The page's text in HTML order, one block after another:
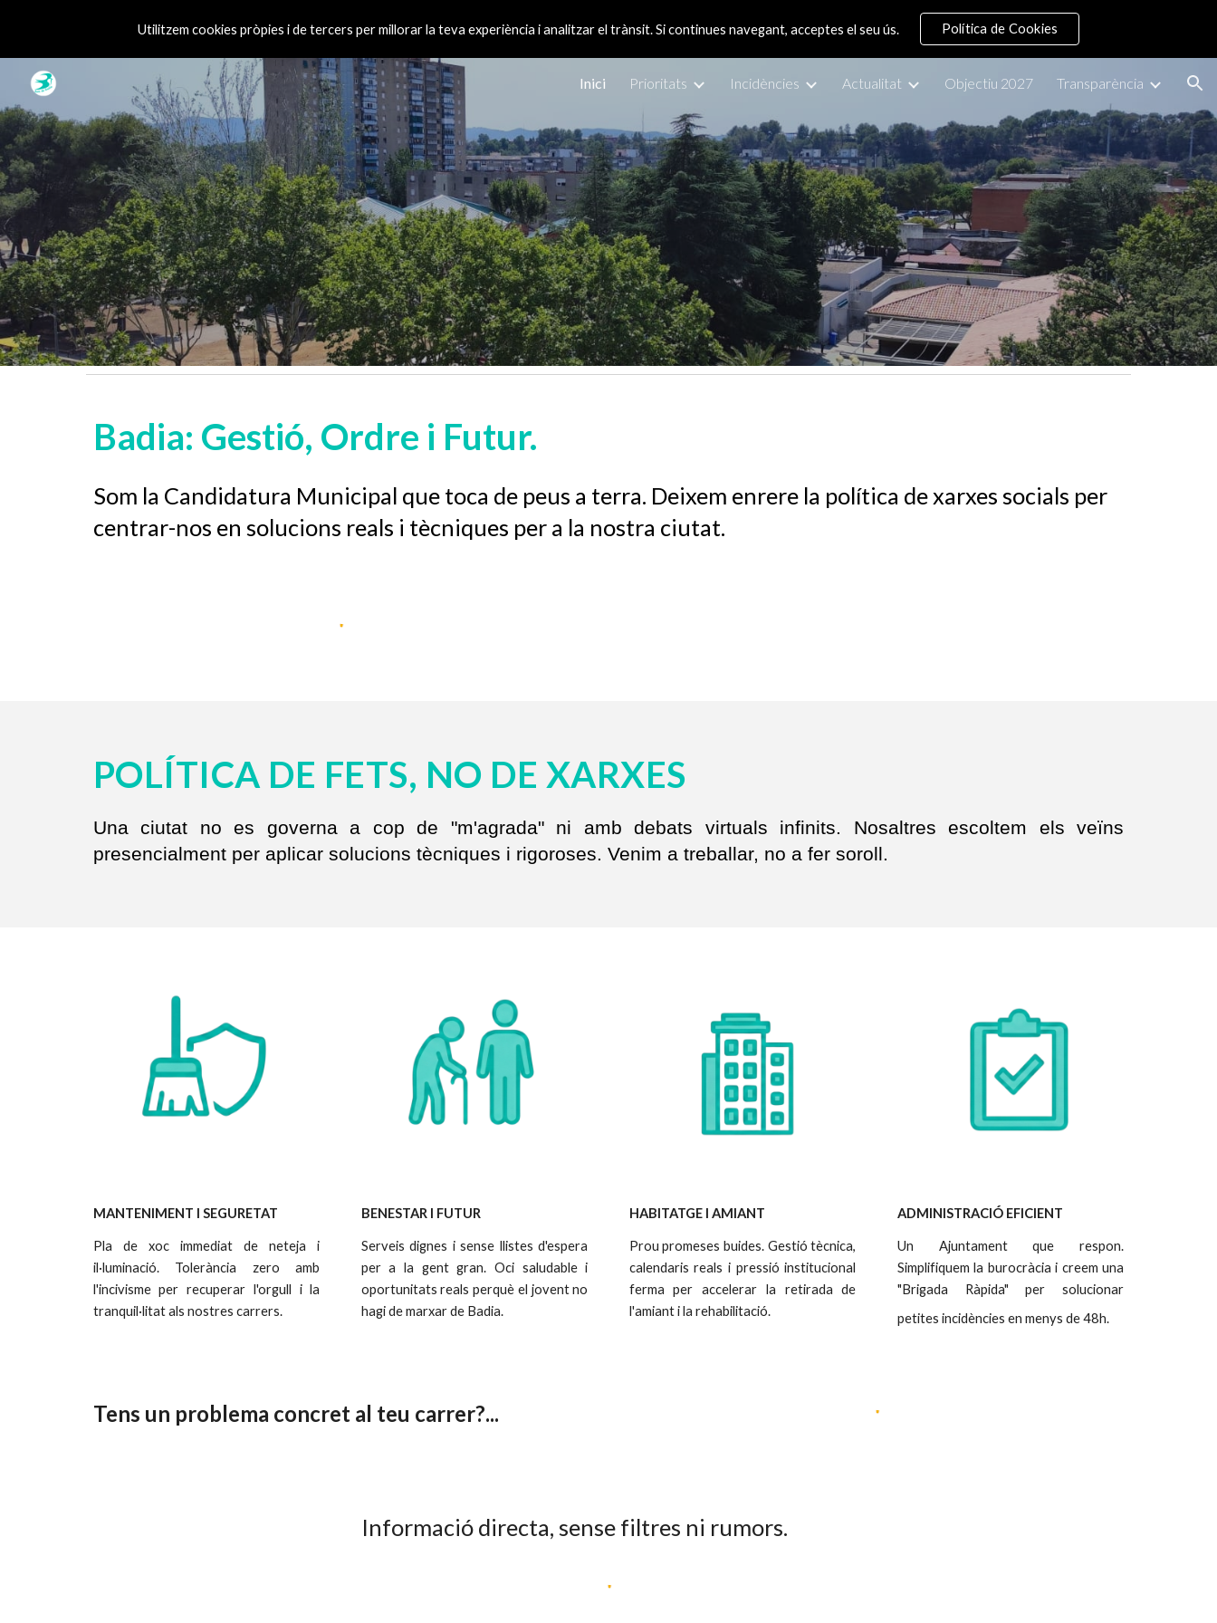
Skip to main content Skip to navigation
Utilitzem cookies pròpies i de tercers per millorar la teva experiència i analitzar el trànsit. Si continues navegant, acceptes el seu ús. Política de Cookies
Inici Prioritats Incidències Actualitat Objectiu 2027 Transparència
Badia: Gestió, Ordre i Futur.
Som la Candidatura Municipal que toca de peus a terra. Deixem enrere la política de xarxes socials per
centrar-nos en solucions reals i tècniques per a la nostra ciutat.
POLÍTICA DE FETS, NO DE XARXES
Una ciutat no es governa a cop de "m'agrada" ni amb debats virtuals infinits. Nosaltres escoltem els veïns
presencialment per aplicar solucions tècniques i rigoroses. Venim a treballar, no a fer soroll.
MANTENIMENT I SEGURETAT
Pla de xoc immediat de neteja i
il·luminació. Tolerància zero amb
l'incivisme per recuperar l'orgull i la
tranquil·litat als nostres carrers.
BENESTAR I FUTUR
Serveis dignes i sense llistes d'espera
per a la gent gran. Oci saludable i
oportunitats reals perquè el jovent no
hagi de marxar de Badia.
HABITATGE I AMIANT
Prou promeses buides. Gestió tècnica,
calendaris reals i pressió institucional
ferma per accelerar la retirada de
l'amiant i la rehabilitació.
ADMINISTRACIÓ EFICIENT
Un Ajuntament que respon.
Simplifiquem la burocràcia i creem una
"Brigada Ràpida" per solucionar
petites incidències en menys de 48h.
Tens un problema concret al teu carrer?...
Informació directa, sense filtres ni rumors.